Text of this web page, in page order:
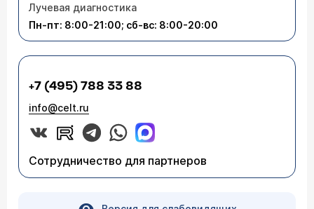
Лучевая диагностика
Пн-пт: 8:00-21:00; сб-вс: 8:00-20:00
+7 (495) 788 33 88
info@celt.ru
Сотрудничество для партнеров